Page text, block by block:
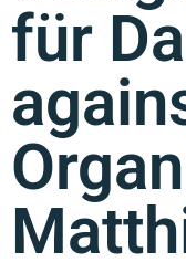
für